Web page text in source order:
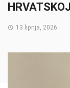
HRVATSKOJ
13 lipnja, 2026